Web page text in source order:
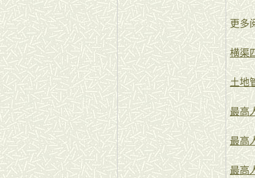
更多
横渠
土地
最高
最高
最高